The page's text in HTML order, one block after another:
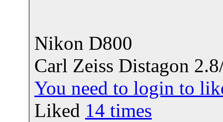
Nikon D800
Carl Zeiss Distagon
You need to login to
Liked 14 times